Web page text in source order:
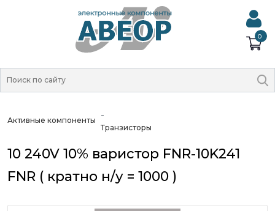
0
Активные компоненты
Транзисторы
10 240V 10% варистор FNR-10K241
FNR ( кратно н/у = 1000 )